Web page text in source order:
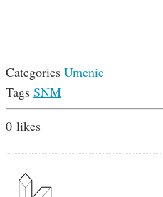
Categories Umenie
Tags SNM
0 likes